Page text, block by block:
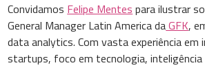
Convidamos Felipe Mentes para ilustrar
General Manager Latin America daGFK,
data analytics. Com vasta experiência
startups, foco em tecnologia, inteligência